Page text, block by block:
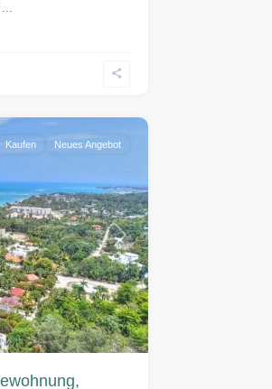
Weiter
Kaufen Neues Angebot